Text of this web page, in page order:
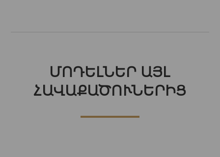
ՄՈԴԵԼՆԵՐ ԱՅԼ
ՀԱՎԱՔԱԾՈՒՆԵՐԻՑ